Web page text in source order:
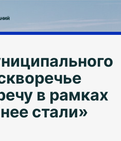
в рамках
стали»